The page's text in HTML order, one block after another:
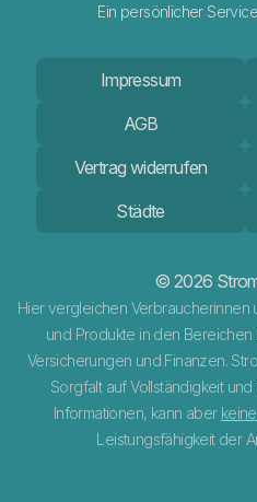
Ein persönlicher
Impressum
AGB
Vertrag widerrufen
Städte
© 2026
Hier vergleichen Verbraucherinnen
und Produkte in den Bereichen
Versicherungen und Finanzen.
Sorgfalt auf Vollständigkeit
Informationen, kann aber
Leistungsfähigkeit der